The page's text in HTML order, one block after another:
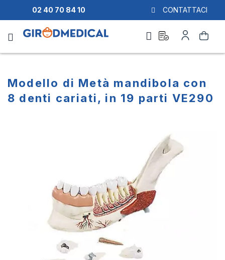
02 40 70 84 10 CONTATTACI
Cerca
preventivo
mio
Account
Modello di Metà mandibola con
8 denti cariati, in 19 parti VE290